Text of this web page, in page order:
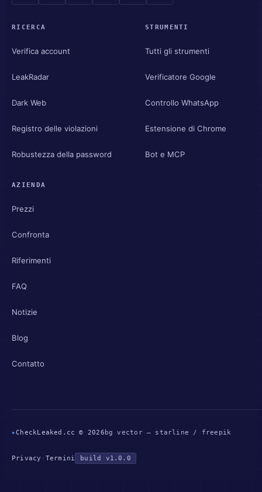
RICERCA
Verifica account
LeakRadar
Dark Web
Registro delle violazioni
Robustezza della password
STRUMENTI
Tutti gli strumenti
Verificatore Google
Controllo WhatsApp
Estensione di Chrome
Bot e MCP
AZIENDA
Prezzi
Confronta
Riferimenti
FAQ
Notizie
Blog
Contatto
▸CheckLeaked.cc © 2026 bg vector — starline / freepik
Privacy · Termini build v1.0.0